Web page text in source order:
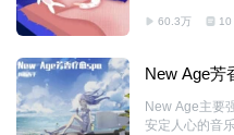
60.3万 10
New Age芳
New Age主要
安定人心的音